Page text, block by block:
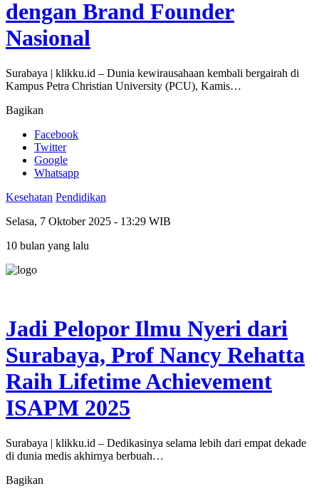
dengan Brand Founder
Nasional
Surabaya | klikku.id – Dunia kewirausahaan kembali bergairah di
Kampus Petra Christian University (PCU), Kamis…
Bagikan
Facebook
Twitter
Google
Whatsapp
Kesehatan Pendidikan
Selasa, 7 Oktober 2025 - 13:29 WIB
10 bulan yang lalu
Jadi Pelopor Ilmu Nyeri dari
Surabaya, Prof Nancy Rehatta
Raih Lifetime Achievement
ISAPM 2025
Surabaya | klikku.id – Dedikasinya selama lebih dari empat dekade
di dunia medis akhirnya berbuah…
Bagikan